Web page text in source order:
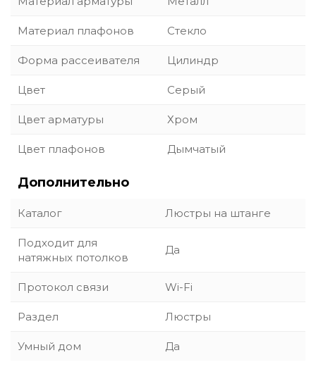
Материал плафонов Стекло
Форма рассеивателя Цилиндр
Цвет Серый
Цвет арматуры Хром
Цвет плафонов Дымчатый
Дополнительно
Каталог Люстры на штанге
Подходит для
натяжных потолков
Да
Протокол связи Wi-Fi
Раздел Люстры
Умный дом Да